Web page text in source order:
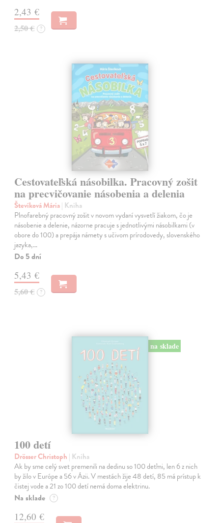
2,43 €
2,50 € ?
Cestovateľská násobilka. Pracovný zošit
na precvičovanie násobenia a delenia
Števíková Mária| Kniha
Plnofarebný pracovný zošit v novom vydaní vysvetlí žiakom, čo je
násobenie a delenie, názorne pracuje s jednotlivými násobilkami (v
obore do 100) a prepája námety s učivom prírodovedy, slovenského
jazyka,…
Do 5 dní
5,43 €
5,60 € ?
na sklade
100 detí
Drösser Christoph | Kniha
Ak by sme celý svet premenili na dedinu so 100 deťmi, len 6 z nich
by žilo v Európe a 56 v Ázii. V mestách žije 48 detí, 85 má prístup k
čistej vode a 21 zo 100 detí nemá doma elektrinu.
Na sklade ?
12,60 €